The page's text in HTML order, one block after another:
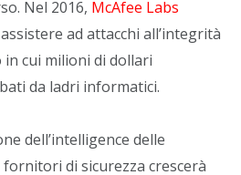
Nel 2016, McAfee Labs
ad attacchi all’integrità
cui milioni di dollari
da ladri informatici.
dell’intelligence delle
di sicurezza crescerà